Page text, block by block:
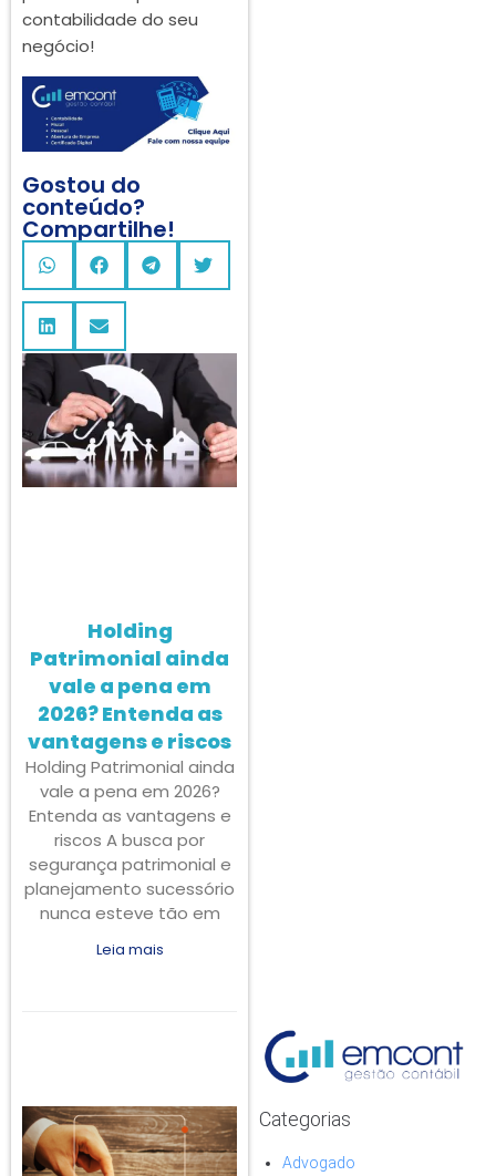
contabilidade do seu
negócio!
Gostou do
conteúdo?
Compartilhe!
Holding
Patrimonial ainda
vale a pena em
2026? Entenda as
vantagens e riscos
Holding Patrimonial ainda
vale a pena em 2026?
Entenda as vantagens e
riscos A busca por
segurança patrimonial e
planejamento sucessório
nunca esteve tão em
Leia mais
Categorias
Advogado